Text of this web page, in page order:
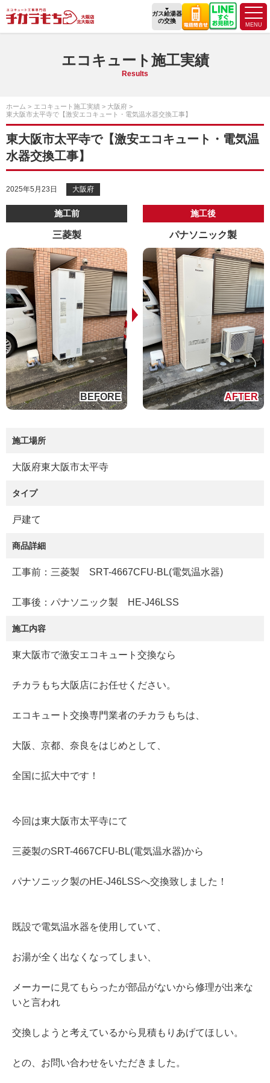
ガス給湯器
の交換
エコキュート施工実績
Results
ホーム エコキュート施工実績
大阪府
東大阪市太平寺で【激安エコキュート・電気温水器交換工事】
東大阪市太平寺で【激安エコキュート・電気温
水器交換工事】
2025年5月23日 大阪府
施工前
三菱製
施工後
パナソニック製
施工場所
大阪府東大阪市太平寺
タイプ
戸建て
商品詳細
工事前：三菱製 SRT-4667CFU-BL(電気温水器)
工事後：パナソニック製 HE-J46LSS
施工内容
東大阪市で激安エコキュート交換なら
チカラもち大阪店にお任せください。
エコキュート交換専門業者のチカラもちは、
大阪、京都、奈良をはじめとして、
全国に拡大中です！
今回は東大阪市太平寺にて
三菱製のSRT-4667CFU-BL(電気温水器)から
パナソニック製のHE-J46LSSへ交換致しました！
既設で電気温水器を使用していて、
お湯が全く出なくなってしまい、
メーカーに見てもらったが部品がないから修理が出来な
いと言われ
交換しようと考えているから見積もりあげてほしい。
との、お問い合わせをいただきました。